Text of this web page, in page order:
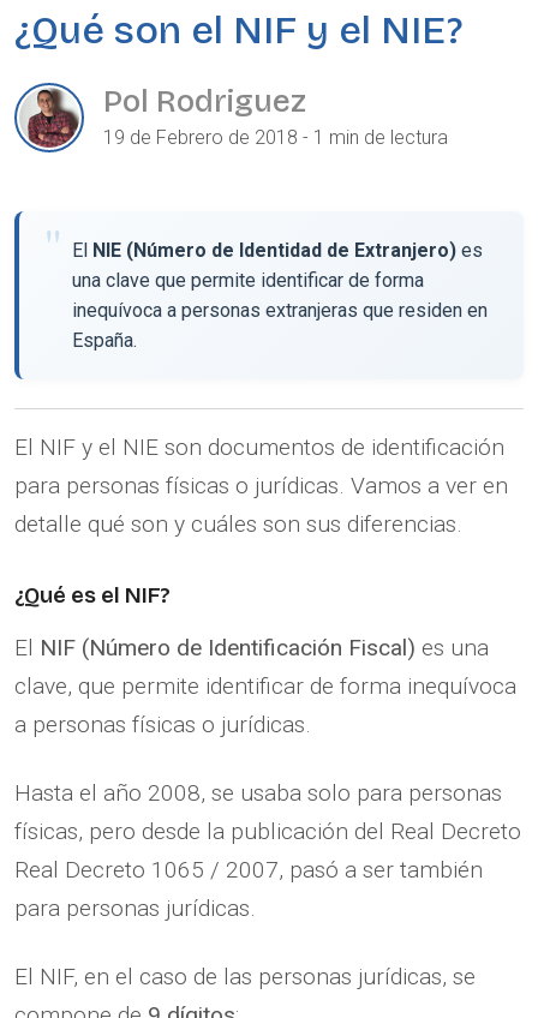
¿Qué son el NIF y el NIE?
Pol Rodriguez
19 de Febrero de 2018 - 1 min de lectura
El NIE (Número de Identidad de Extranjero) es
una clave que permite identificar de forma
inequívoca a personas extranjeras que residen en
España.
El NIF y el NIE son documentos de identificación
para personas físicas o jurídicas. Vamos a ver en
detalle qué son y cuáles son sus diferencias.
¿Qué es el NIF?
El NIF (Número de Identificación Fiscal) es una
clave, que permite identificar de forma inequívoca
a personas físicas o jurídicas.
Hasta el año 2008, se usaba solo para personas
físicas, pero desde la publicación del Real Decreto
Real Decreto 1065 / 2007, pasó a ser también
para personas jurídicas.
El NIF, en el caso de las personas jurídicas, se